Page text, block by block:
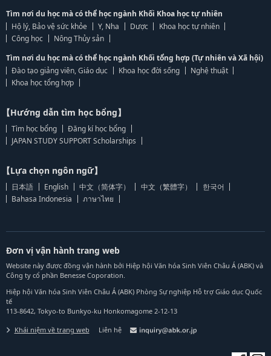
Tìm nơi du học mà có thể học ngành Khối Khoa học tự nhiên
Hộ lý, Bảo vệ sức khỏe
Y, Nha Dược
Khoa học tự nhiên
Công học
Nông Thủy sản
Tìm nơi du học mà có thể học ngành Khối tổng hợp (Tự nhiên và Xã hội)
Đào tạo giảng viên, Giáo dục
Khoa học đời sống
Nghệ thuật
Khoa học tổng hợp
【Hướng dẫn tìm học bổng】
Tìm học bổng
Đăng kí học bổng
JAPAN STUDY SUPPORT Scholarships
【Lựa chọn ngôn ngữ】
日本語 English 中文（简体字） 中文（繁體字）
한국어
Bahasa Indonesia
ภาษาไทย
Đơn vị vận hành trang web
Website này được đồng vận hành bởi Hiệp hội Văn hóa Sinh Viên Châu Á (ABK) và
Công ty cổ phần Benesse Coporation.
Hiệp hội Văn hóa Sinh Viên Châu Á (ABK) Phòng Sự nghiệp Hỗ trợ Giáo dục Quốc
tế
113-8642, Tokyo-to Bunkyo-ku Honkomagome 2-12-13
Khái niệm về trang web Liên hệ